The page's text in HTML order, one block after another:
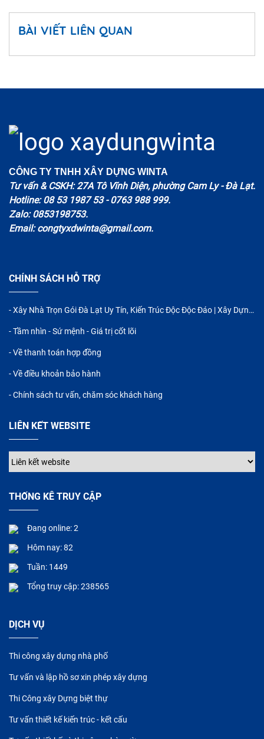
BÀI VIẾT LIÊN QUAN
CÔNG TY TNHH XÂY DỰNG WINTA
Tư vấn & CSKH: 27A Tô Vĩnh Diện, phường Cam Ly - Đà Lạt.
Hotline: 08 53 1987 53 - 0763 988 999.
Zalo: 0853198753.
Email: congtyxdwinta@gmail.com.
CHÍNH SÁCH HỖ TRỢ
- Xây Nhà Trọn Gói Đà Lạt Uy Tín, Kiến Trúc Độc Độc Đáo | Xây Dựng WINTA
- Tầm nhìn - Sứ mệnh - Giá trị cốt lõi
- Về thanh toán hợp đồng
- Về điều khoản bảo hành
- Chính sách tư vấn, chăm sóc khách hàng
LIÊN KẾT WEBSITE
THỐNG KÊ TRUY CẬP
Đang online: 2
Hôm nay: 82
Tuần: 1449
Tổng truy cập: 238565
DỊCH VỤ
Thi công xây dựng nhà phố
Tư vấn và lập hồ sơ xin phép xây dựng
Thi Công xây Dựng biệt thự
Tư vấn thiết kế kiến trúc - kết cấu